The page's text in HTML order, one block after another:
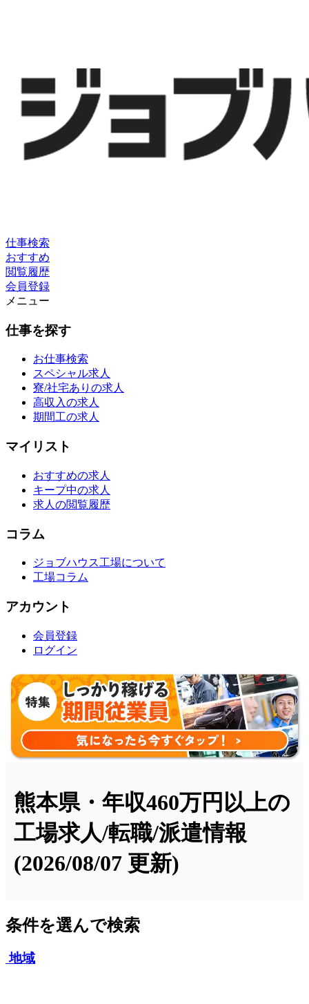
仕事検索
おすすめ
閲覧履歴
会員登録
メニュー
仕事を探す
お仕事検索
スペシャル求人
寮/社宅ありの求人
高収入の求人
期間工の求人
マイリスト
おすすめの求人
キープ中の求人
求人の閲覧履歴
コラム
ジョブハウス工場について
工場コラム
アカウント
会員登録
ログイン
熊本県・年収460万円以上の
工場求人/転職/派遣情報
(2026/08/07 更新)
条件を選んで検索
地域